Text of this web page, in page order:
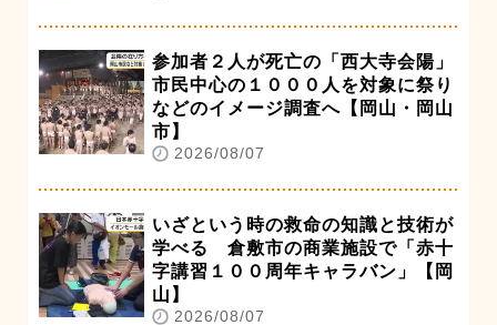
参加者２人が死亡の「西大寺会陽」
市民中心の１０００人を対象に祭り
などのイメージ調査へ【岡山・岡山
市】
2026/08/07
いざという時の救命の知識と技術が
学べる 倉敷市の商業施設で「赤十
字講習１００周年キャラバン」【岡
山】
2026/08/07